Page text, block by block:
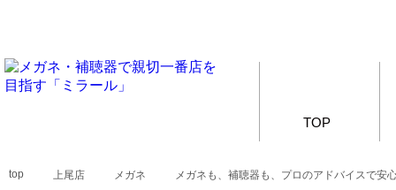
TOP
top 上尾店 メガネ メガネも、補聴器も、プロのアドバイスで